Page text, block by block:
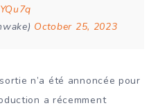
October 25, 2023
n’a été annoncée pour
a récemment